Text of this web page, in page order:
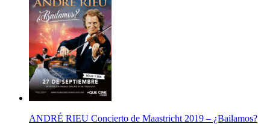
ANDRÉ RIEU Concierto de Maastricht 2019 – ¿Bailamos?